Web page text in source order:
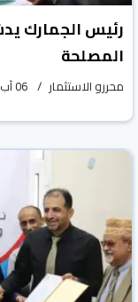
رئيس الجمارك
المصلحة
محررو الاستثمار 06 آب/أغسطس 2024